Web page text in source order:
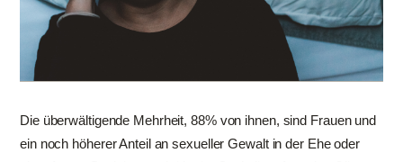
Die überwältigende Mehrheit, 88% von ihnen, sind Frauen und
ein noch höherer Anteil an sexueller Gewalt in der Ehe oder